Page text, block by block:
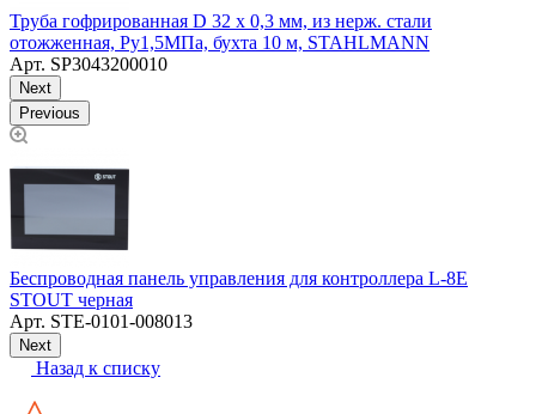
Труба гофрированная D 32 х 0,3 мм, из нерж. стали
отожженная, Ру1,5МПа, бухта 10 м, STAHLMANN
Арт. SP3043200010
Next
Previous
Беспроводная панель управления для контроллера L-8E
STOUT черная
Арт. STE-0101-008013
Next
Назад к списку